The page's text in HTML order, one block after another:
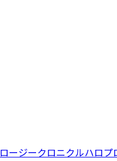
ロージークロニクルハロプ